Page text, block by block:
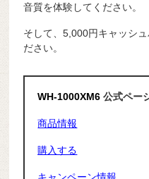
音質を体験してください。
そして、5,000円キャッシ
ださい。
WH-1000XM6公式ペー
商品情報
購入する
キャンペーン情報